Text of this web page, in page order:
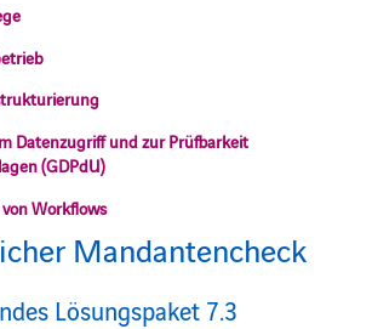
Datenzugriff und zur Prüfbarkeit
(GDPdU)
Workflows
Mandantencheck
Lösungspaket 7.3